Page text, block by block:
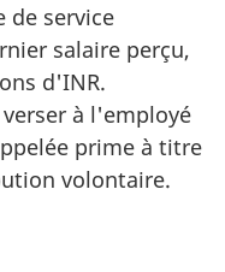
de service
salaire perçu,
d'INR.
à l'employé
prime à titre
volontaire.